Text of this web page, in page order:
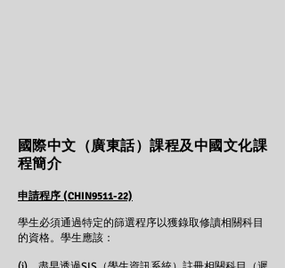
國際中文（廣東話）課程及中國文化課
程簡介
申請程序 (CHIN9511-22)
​學生必須通過特定的篩選程序以獲錄取修讀相關科目
的資格。學生應該：